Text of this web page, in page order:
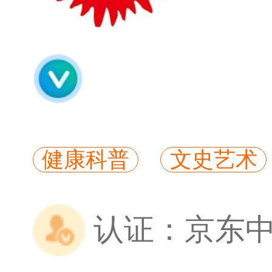
健康科普 文史艺术
认证： 京东